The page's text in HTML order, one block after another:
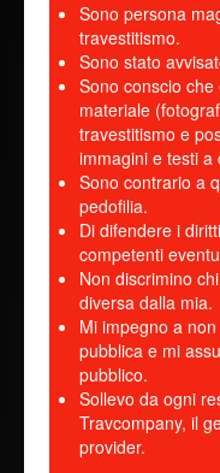
Sono persona
travestitismo.
Sono stato
Sono conscio
materiale
travestitismo e
immagini e testi a
Sono contrario a
pedofilia.
Di difendere i
competenti
Non discrimino
diversa dalla mia.
Mi impegno a
pubblica e mi
pubblico.
Sollevo da ogni
Travcompany, il
provider.